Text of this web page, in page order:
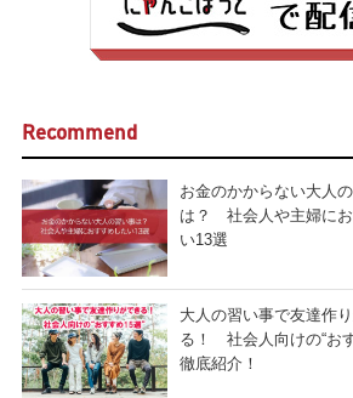
Recommend
お金のかからない大人
は？ 社会人や主婦に
い13選
大人の習い事で友達作
る！ 社会人向けの“お
徹底紹介！